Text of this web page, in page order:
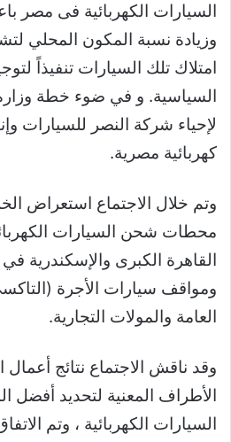
السيارات الكهربائية فى مصر
وزيادة نسبة المكون المحلي
امتلاك تلك السيارات تنفيذاً
السياسية. و في ضوء خطة
لإحياء شركة النصر للسيارات
كهربائية مصرية.
وتم خلال الاجتماع استعراض
محطات شحن السيارات
القاهرة الكبرى والإسكندرية
ومواقف سيارات الأجرة
العامة والمولات التجارية.
وقد ناقش الاجتماع نتائج
الأطراف المعنية لتحديد
السيارات الكهربائية ، وتم